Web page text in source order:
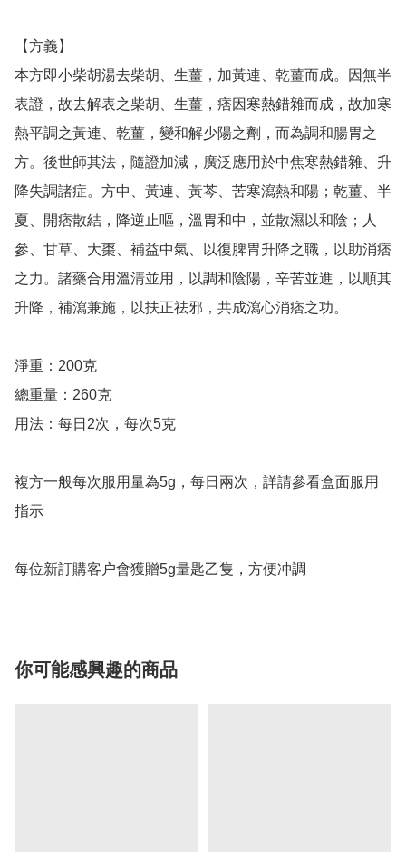
【方義】
本方即小柴胡湯去柴胡、生薑，加黃連、乾薑而成。因無半
表證，故去解表之柴胡、生薑，痞因寒熱錯雜而成，故加寒
熱平調之黃連、乾薑，變和解少陽之劑，而為調和腸胃之
方。後世師其法，隨證加減，廣泛應用於中焦寒熱錯雜、升
降失調諸症。方中、黃連、黃芩、苦寒瀉熱和陽；乾薑、半
夏、開痞散結，降逆止嘔，溫胃和中，並散濕以和陰；人
參、甘草、大棗、補益中氣、以復脾胃升降之職，以助消痞
之力。諸藥合用溫清並用，以調和陰陽，辛苦並進，以順其
升降，補瀉兼施，以扶正祛邪，共成瀉心消痞之功。
淨重：200克
總重量：260克
用法：每日2次，每次5克
複方一般每次服用量為5g，每日兩次，詳請參看盒面服用
指示
每位新訂購客户會獲贈5g量匙乙隻，方便冲調
你可能感興趣的商品